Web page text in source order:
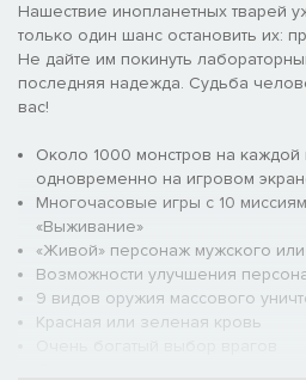
Нашествие инопланетных тварей
только один шанс остановить их:
Не дайте им покинуть
последняя надежда. Судьба
вас!
Около 1000 монстров на каждой
одновременно на игровом
Многочасовые игры с 10
«Выживание»
«Живой» персонаж мужского
Возможности улучшения
9 видов оружия массового
Красная или зеленая кровь